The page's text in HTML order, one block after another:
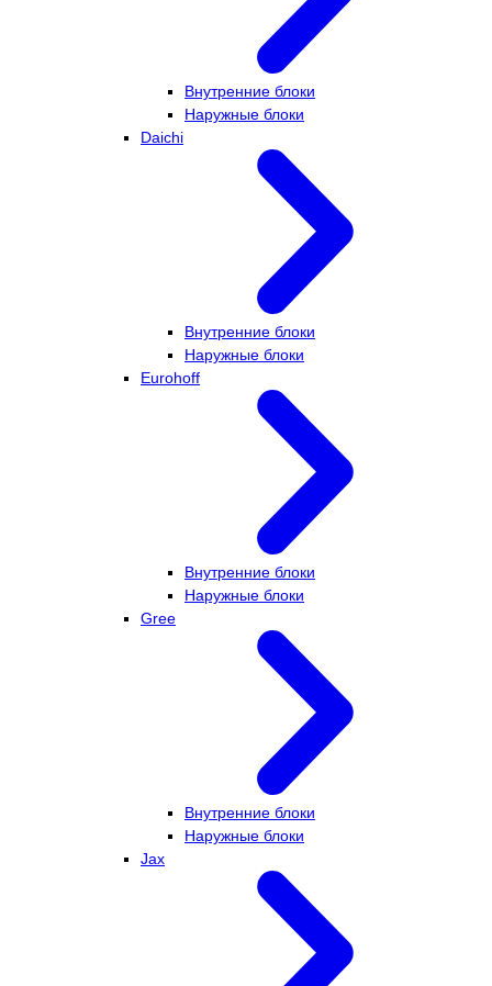
Внутренние блоки
Наружные блоки
Daichi
Внутренние блоки
Наружные блоки
Eurohoff
Внутренние блоки
Наружные блоки
Gree
Внутренние блоки
Наружные блоки
Jax